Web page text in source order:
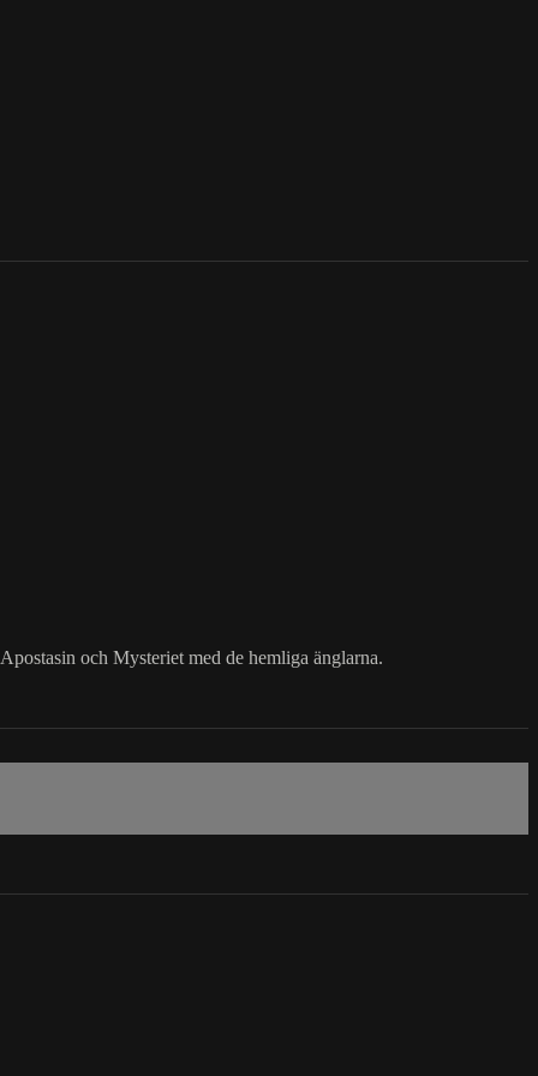
och Mysteriet med de hemliga änglarna.